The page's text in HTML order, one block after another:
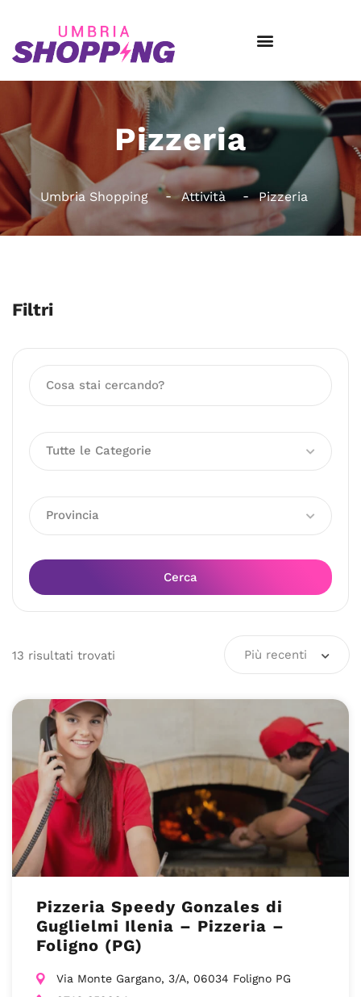
Pizzeria
Umbria Shopping Attività Pizzeria
Filtri
Tutte le Categorie
Provincia
Cerca
13 risultati trovati Più recenti
Pizzeria Speedy Gonzales di
Guglielmi Ilenia – Pizzeria –
Foligno (PG)
Via Monte Gargano, 3/A, 06034 Foligno PG